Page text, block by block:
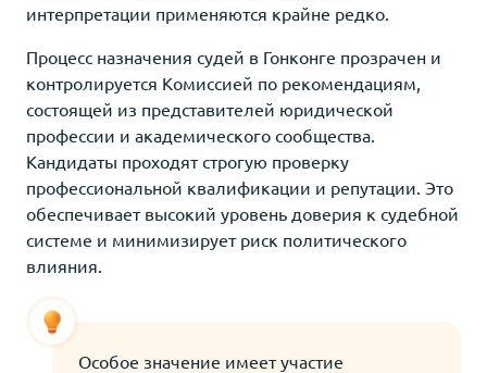
интерпретации применяются крайне редко.
Процесс назначения судей в Гонконге прозрачен и
контролируется Комиссией по рекомендациям,
состоящей из представителей юридической
профессии и академического сообщества.
Кандидаты проходят строгую проверку
профессиональной квалификации и репутации. Это
обеспечивает высокий уровень доверия к судебной
системе и минимизирует риск политического
влияния.
Особое значение имеет участие